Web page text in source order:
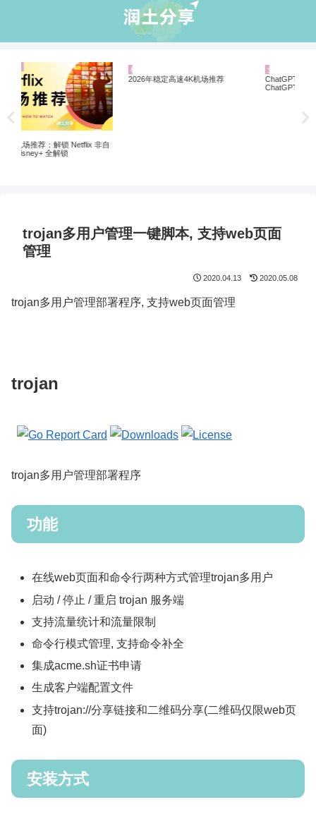
2026年稳定高速4K机场推荐
ChatGPT 国内怎么注册使用？解锁
ChatGPT 注册的机场VPN推荐
trojan多用户管理一键脚本, 支持web页面
管理
2020.04.13 2020.05.08
trojan多用户管理部署程序, 支持web页面管理
trojan
trojan多用户管理部署程序
功能
在线web页面和命令行两种方式管理trojan多用户
启动 / 停止 / 重启 trojan 服务端
支持流量统计和流量限制
命令行模式管理, 支持命令补全
集成acme.sh证书申请
生成客户端配置文件
支持trojan://分享链接和二维码分享(二维码仅限web页
面)
安装方式